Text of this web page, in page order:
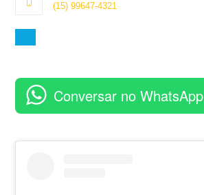
(15) 99647-4321
aplicativo
Conversar no WhatsApp